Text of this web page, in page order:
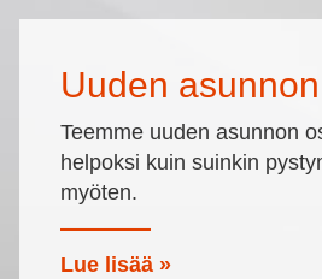
Uuden
Teemme uuden asunnon
helpoksi kuin suinkin
myöten.
Lue lisää »